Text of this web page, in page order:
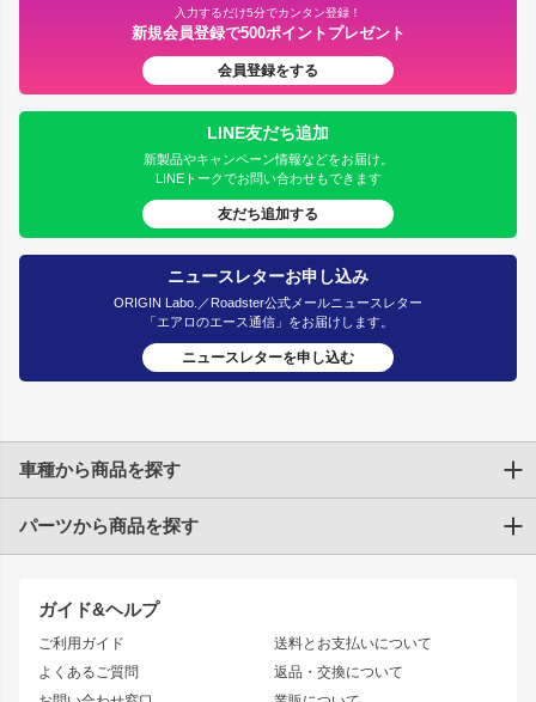
入力するだけ5分でカンタン登録！
新規会員登録で500ポイントプレゼント
会員登録をする
LINE友だち追加
新製品やキャンペーン情報などをお届け。
LINEトークでお問い合わせもできます
友だち追加する
ニュースレターお申し込み
ORIGIN Labo.／Roadster公式メールニュースレター
「エアロのエース通信」をお届けします。
ニュースレターを申し込む
ガイド&ヘルプ
ご利用ガイド
よくあるご質問
送料とお支払いについて
返品・交換について
車種から商品を探す
トヨタ
JZX90 CHASER
JZX110 MARK II
JZX100 MARK II
アリスト
ソアラ
パーツから商品を探す
エアロシリーズ
ドリフトライン
風神
レーシングライン
アタックライン